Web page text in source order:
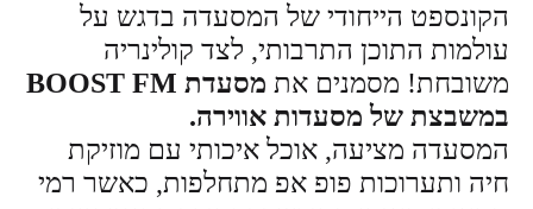
הקונספט הייחודי של המסעדה בדגש על
עולמות התוכן התרבותי, לצד קולינריה
משובחת! מסמנים אתמסעדתBOOST FM
במשבצת של מסעדות אווירה.
המסעדה מציעה, אוכל איכותי עם מוזיקת
חיה ותערוכות פופ אפ מתחלפות, כאשר רמי